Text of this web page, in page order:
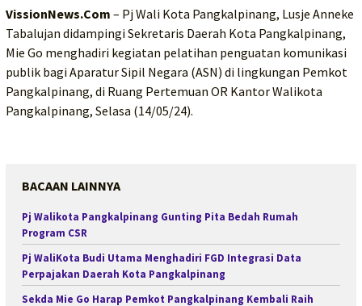
VissionNews.Com – Pj Wali Kota Pangkalpinang, Lusje Anneke
Tabalujan didampingi Sekretaris Daerah Kota Pangkalpinang,
Mie Go menghadiri kegiatan pelatihan penguatan komunikasi
publik bagi Aparatur Sipil Negara (ASN) di lingkungan Pemkot
Pangkalpinang, di Ruang Pertemuan OR Kantor Walikota
Pangkalpinang, Selasa (14/05/24).
BACAAN LAINNYA
Pj Walikota Pangkalpinang Gunting Pita Bedah Rumah
Program CSR
Pj WaliKota Budi Utama Menghadiri FGD Integrasi Data
Perpajakan Daerah Kota Pangkalpinang
Sekda Mie Go Harap Pemkot Pangkalpinang Kembali Raih